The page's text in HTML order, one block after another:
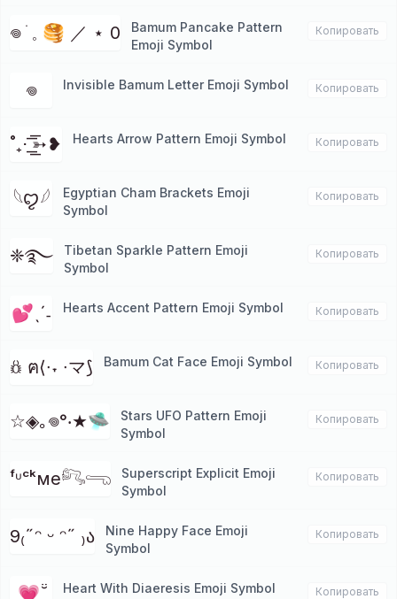
𖦹 ׂ 𓈒 🥞 ／ ⋆ 0
Bamum Pancake Pattern
Emoji Symbol
Копировать
‎𖦹 Invisible Bamum Letter Emoji Symbol Копировать
˚₊⋅ ͟͟͞͞➳❥ Hearts Arrow Pattern Emoji Symbol Копировать
𓆩ꨄ︎𓆪
Egyptian Cham Brackets Emoji
Symbol
Копировать
❈࿐
Tibetan Sparkle Pattern Emoji
Symbol
Копировать
💕ˎˊ˗ Hearts Accent Pattern Emoji Symbol Копировать
𖢥 ฅ⟨∙˕ ∙マ⟆ Bamum Cat Face Emoji Symbol Копировать
☆◈｡𖦹°‧★🛸
Stars UFO Pattern Emoji
Symbol
Копировать
ᶠᶸᶜᵏме𓀐𓂸
Superscript Explicit Emoji
Symbol
Копировать
9₍˶ᵔ ᵕ ᵔ˶ ₎ა
Nine Happy Face Emoji
Symbol
Копировать
💗 ̆̈ Heart With Diaeresis Emoji Symbol Копировать